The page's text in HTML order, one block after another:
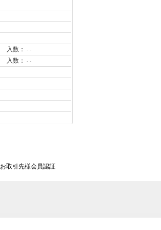
入数： - -
入数： - -
お取引先様会員認証